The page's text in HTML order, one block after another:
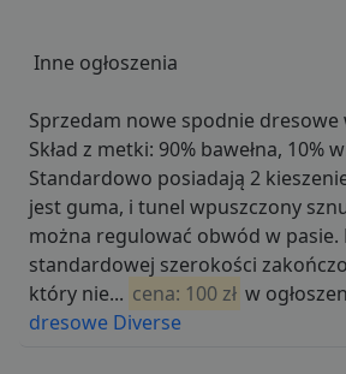
Inne ogłoszenia
Sprzedam nowe spodnie dresowe
Skład z metki: 90% bawełna, 10%
Standardowo posiadają 2
jest guma, i tunel wpuszczony
można regulować obwód w pasie.
standardowej szerokości
który nie... cena: 100 zł w
dresowe Diverse